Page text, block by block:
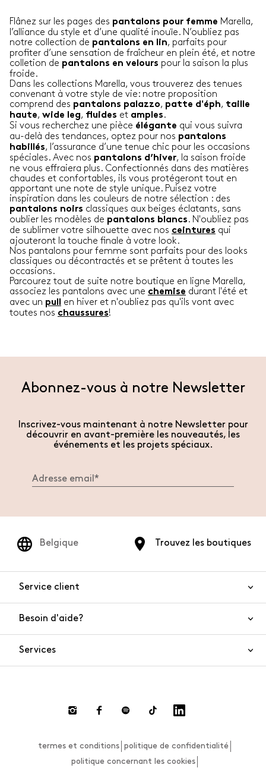
Flânez sur les pages des pantalons pour femme Marella,
l’alliance du style et d’une qualité inouïe. N’oubliez pas
notre collection de pantalons en lin, parfaits pour
profiter d’une sensation de fraîcheur en plein été, et notre
colletion de pantalons en velours pour la saison la plus
froide.
Dans les collections Marella, vous trouverez des tenues
convenant à votre style de vie: notre proposition
comprend des pantalons palazzo, patte d'éph, taille
haute, wide leg, fluides et amples .
Si vous recherchez une pièce élégante qui vous suivra
au-delà des tendances, optez pour nos pantalons
habillés, l’assurance d’une tenue chic pour les occasions
spéciales. Avec nos pantalons d’hiver, la saison froide
ne vous effraiera plus. Confectionnés dans des matières
chaudes et confortables, ils vous protégeront tout en
apportant une note de style unique. Puisez votre
inspiration dans les couleurs de notre sélection : des
pantalons noirs classiques aux beiges éclatants, sans
oublier les modèles de pantalons blancs . N'oubliez pas
de sublimer votre silhouette avec nos ceintures qui
ajouteront la touche finale à votre look.
Nos pantalons pour femme sont parfaits pour des looks
classiques ou décontractés et se prêtent à toutes les
occasions.
Parcourez tout de suite notre boutique en ligne Marella,
associez les pantalons avec une chemise durant l'été et
avec un pull
en hiver et n'oubliez pas qu'ils vont avec
toutes nos chaussures!
Abonnez-vous à notre Newsletter
Inscrivez-vous maintenant à notre Newsletter pour
découvrir en avant-première les nouveautés, les
événements et les projets spéciaux.
Trouvez les boutiques
Belgique
Service client
Besoin d'aide?
Paiement
Guide des tailles
Services
Smart Shopping
termes et conditions
politique de confidentialité
politique concernant les cookies